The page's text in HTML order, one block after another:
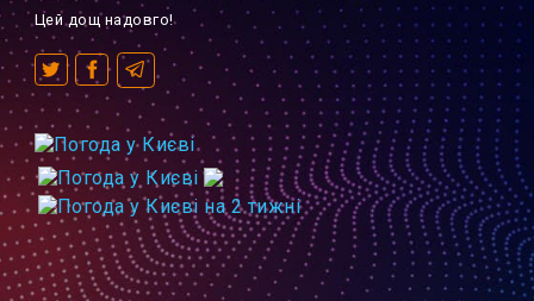
Цей дощ надовго!